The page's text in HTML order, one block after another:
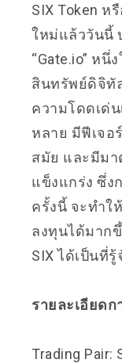
SIX Token
ใหม่แล้ววันนี้
“Gate.io” ห
สินทรัพย์ดิจิทั
ความโดดเด่
หลาย มีฟีเจ
สมัย และมีม
แข็งแกร่ง ซึ่ง
ครั้งนี้ จะทำใ
ลงทุนได้มาก
SIX ได้เป็นที่
รายละเอียดก
Trading Pair: